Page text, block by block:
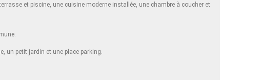
et piscine, une cuisine moderne installée, une chambre à coucher et
un petit jardin et une place parking.